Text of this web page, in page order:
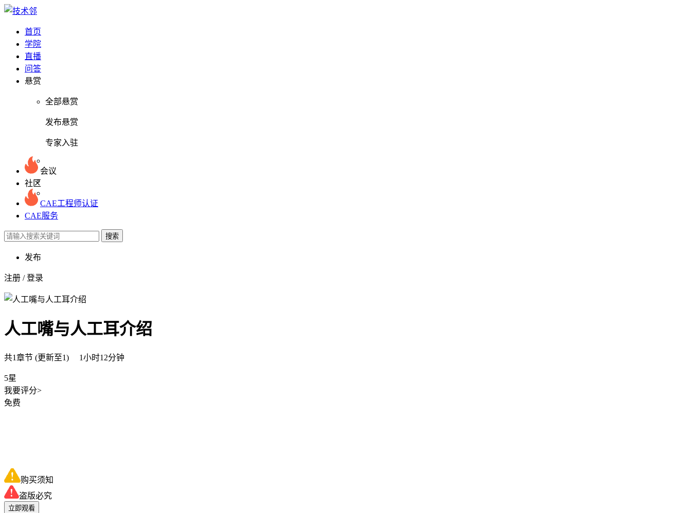
首页
学院
直播
问答
悬赏
全部悬赏
发布悬赏
专家入驻
会议
社区
CAE工程师认证
CAE服务
搜索
发布
注册 /登录
人工嘴与人工耳介绍
共1章节 (更新至1) 1小时12分钟
5星
我要评分>
免费
购买须知
盗版必究
立即观看